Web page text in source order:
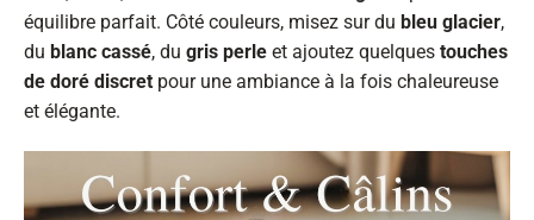
équilibre parfait. Côté couleurs, misez sur du bleu glacier,
du blanc cassé, du gris perle et ajoutez quelques touches
de doré discret pour une ambiance à la fois chaleureuse
et élégante.